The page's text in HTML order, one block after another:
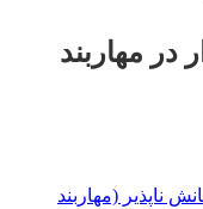
در مهاربند